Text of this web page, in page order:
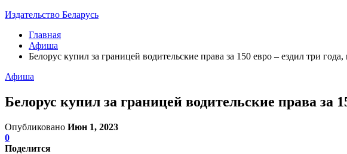
Издательство Беларусь
Главная
Афиша
Белорус купил за границей водительские права за 150 евро – ездил три
Афиша
Белорус купил за границей водительские права за
Опубликовано Июн 1, 2023
0
Поделится